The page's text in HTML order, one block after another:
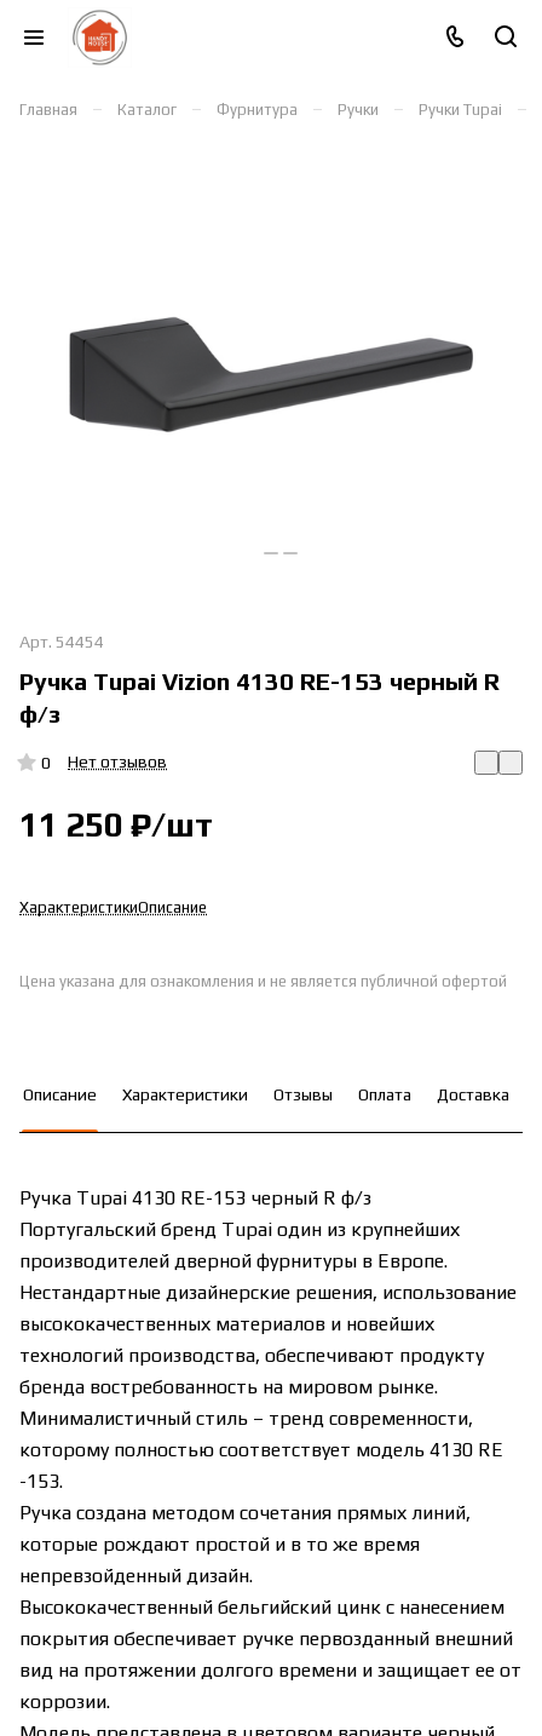
Главная – Каталог – Фурнитура – Ручки – Ручки Tupai –
Арт. 54454
Ручка Tupai Vizion 4130 RE-153 черный R
ф/з
0 Нет отзывов
11 250 ₽/шт
ХарактеристикиОписание
Цена указана для ознакомления и не является публичной офертой
Описание Характеристики Отзывы Оплата Доставка
Ручка Tupai 4130 RE-153 черный R ф/з
Португальский бренд Tupai один из крупнейших
производителей дверной фурнитуры в Европе.
Нестандартные дизайнерские решения, использование
высококачественных материалов и новейших
технологий производства, обеспечивают продукту
бренда востребованность на мировом рынке.
Минималистичный стиль – тренд современности,
которому полностью соответствует модель 4130 RE
-153.
Ручка создана методом сочетания прямых линий,
которые рождают простой и в то же время
непревзойденный дизайн.
Высококачественный бельгийский цинк с нанесением
покрытия обеспечивает ручке первозданный внешний
вид на протяжении долгого времени и защищает ее от
коррозии.